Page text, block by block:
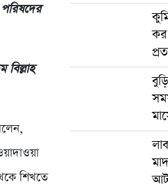
পরিষদের
শিখতে
কর